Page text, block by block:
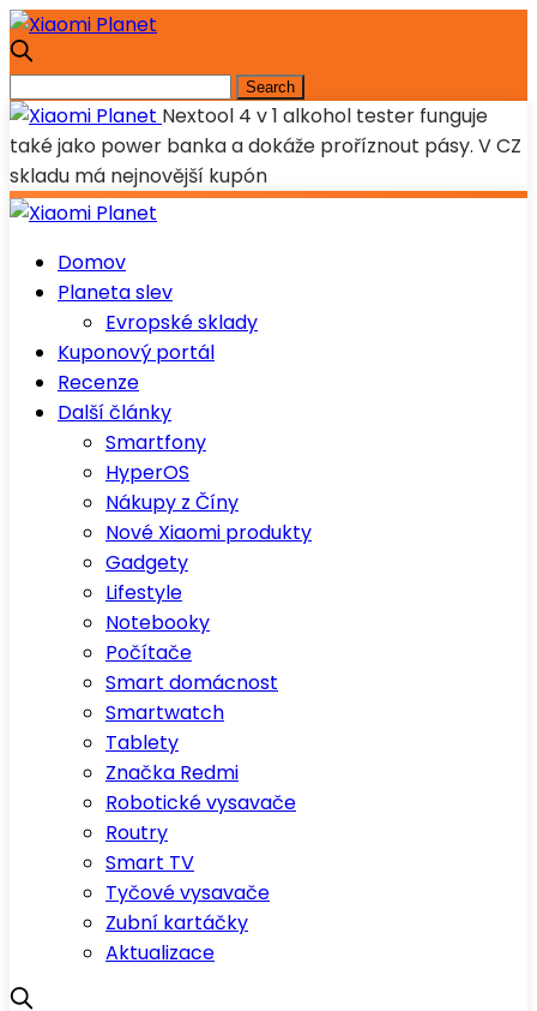
Nextool 4 v 1 alkohol tester funguje
také jako power banka a dokáže proříznout pásy. V CZ
skladu má nejnovější kupón
Domov
Planeta slev
Evropské sklady
Kuponový portál
Recenze
Další články
Smartfony
HyperOS
Nákupy z Číny
Nové Xiaomi produkty
Gadgety
Lifestyle
Notebooky
Počítače
Smart domácnost
Smartwatch
Tablety
Značka Redmi
Robotické vysavače
Routry
Smart TV
Tyčové vysavače
Zubní kartáčky
Aktualizace